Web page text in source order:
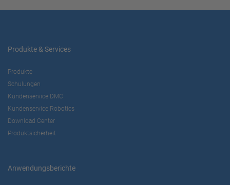
Produkte & Services
Produkte
Schulungen
Kundenservice DMC
Kundenservice Robotics
Download Center
Produktsicherheit
Anwendungsberichte